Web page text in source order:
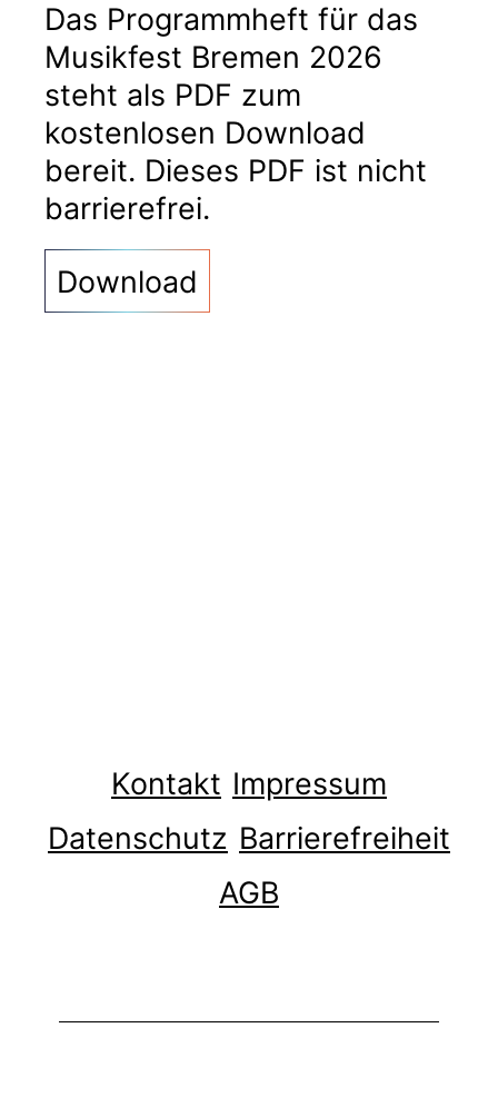
Das Programmheft für das
Musikfest Bremen 2026
steht als PDF zum
kostenlosen Download
bereit. Dieses PDF ist nicht
barrierefrei.
Download
Kontakt Impressum
Datenschutz Barrierefreiheit
AGB